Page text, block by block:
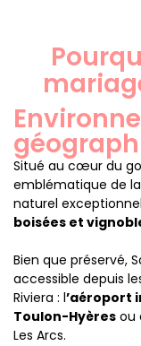
Situé au cœur du
emblématique de la
naturel
boisées et
Bien que préservé,
accessible depuis
Riviera : l’aéroport
Toulon-Hyères ou
Les Arcs.